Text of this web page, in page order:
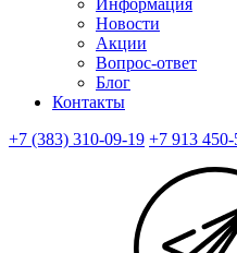
Информация
Новости
Акции
Вопрос-ответ
Блог
Контакты
+7 (383) 310-09-19 +7 913